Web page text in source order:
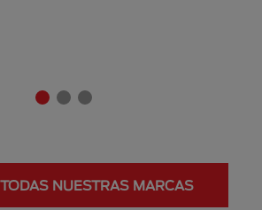
NUESTRAS MARCAS